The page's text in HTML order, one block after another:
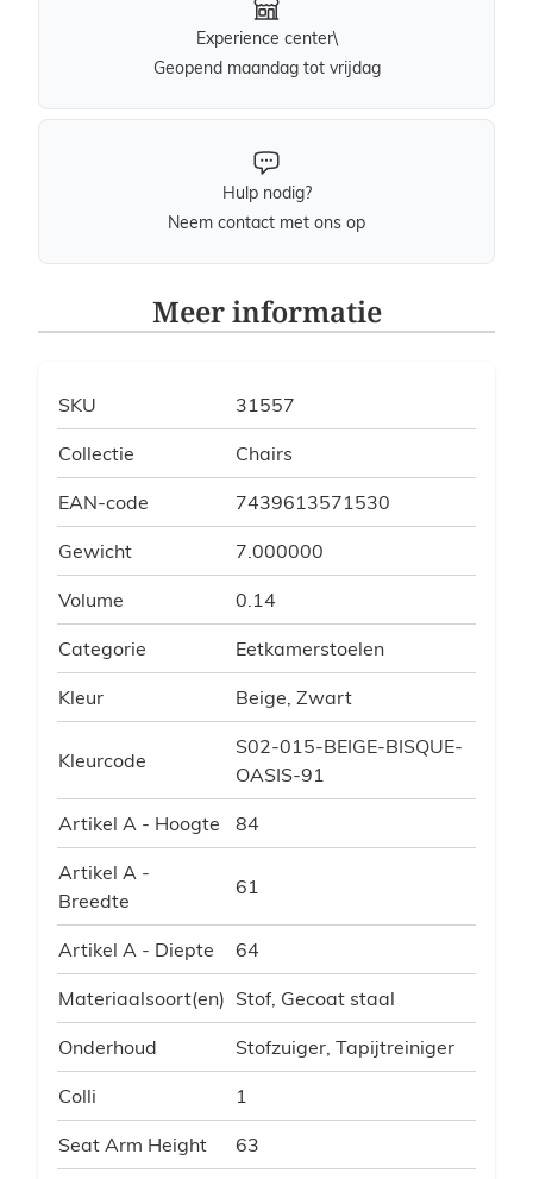
Experience center\
Geopend maandag tot vrijdag
Hulp nodig?
Neem contact met ons op
Meer informatie
SKU 31557
Collectie Chairs
EAN-code 7439613571530
Gewicht 7.000000
Volume 0.14
Categorie Eetkamerstoelen
Kleur Beige, Zwart
Kleurcode
S02-015-BEIGE-BISQUE-
OASIS-91
Artikel A - Hoogte 84
Artikel A -
Breedte
61
Artikel A - Diepte 64
Materiaalsoort(en) Stof, Gecoat staal
Onderhoud Stofzuiger, Tapijtreiniger
Colli 1
Seat Arm Height 63